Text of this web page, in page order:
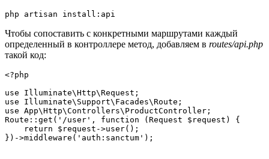
php artisan install:api
Чтобы сопоставить с конкретными маршрутами каждый
определенный в контроллере метод, добавляем в routes/api.php
такой код:
<?php
use Illuminate\Http\Request;
use Illuminate\Support\Facades\Route;
use App\Http\Controllers\ProductController;
Route::get('/user', function (Request $request) {
    return $request->user();
})->middleware('auth:sanctum');